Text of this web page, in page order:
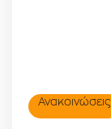
Ανακοινώσεις